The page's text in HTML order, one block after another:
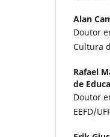
Alan
Doutor
Cultura
Rafael
de
Doutor
EEFD/